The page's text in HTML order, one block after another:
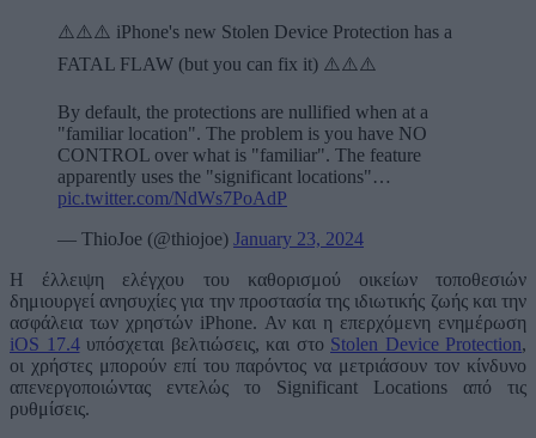
⚠️⚠️⚠️ iPhone's new Stolen Device Protection has a
FATAL FLAW (but you can fix it) ⚠️⚠️⚠️
By default, the protections are nullified when at a
"familiar location". The problem is you have NO
CONTROL over what is "familiar". The feature
apparently uses the "significant locations"…
pic.twitter.com/NdWs7PoAdP
— ThioJoe (@thiojoe) January 23, 2024
Η έλλειψη ελέγχου του καθορισμού οικείων τοποθεσιών
δημιουργεί ανησυχίες για την προστασία της ιδιωτικής ζωής και την
ασφάλεια των χρηστών iPhone. Αν και η επερχόμενη ενημέρωση
iOS 17.4υπόσχεται βελτιώσεις, και στο Stolen Device Protection,
οι χρήστες μπορούν επί του παρόντος να μετριάσουν τον κίνδυνο
απενεργοποιώντας εντελώς το Significant Locations από τις
ρυθμίσεις.